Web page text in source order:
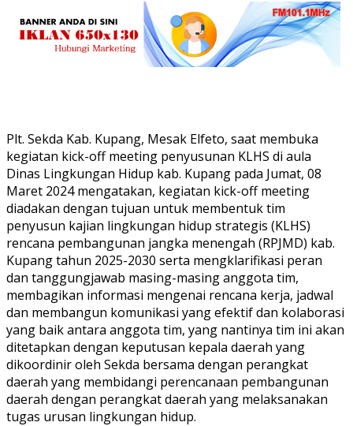
Plt. Sekda Kab. Kupang, Mesak Elfeto, saat membuka
kegiatan kick-off meeting penyusunan KLHS di aula
Dinas Lingkungan Hidup kab. Kupang pada Jumat, 08
Maret 2024 mengatakan, kegiatan kick-off meeting
diadakan dengan tujuan untuk membentuk tim
penyusun kajian lingkungan hidup strategis (KLHS)
rencana pembangunan jangka menengah (RPJMD) kab.
Kupang tahun 2025-2030 serta mengklarifikasi peran
dan tanggungjawab masing-masing anggota tim,
membagikan informasi mengenai rencana kerja, jadwal
dan membangun komunikasi yang efektif dan kolaborasi
yang baik antara anggota tim, yang nantinya tim ini akan
ditetapkan dengan keputusan kepala daerah yang
dikoordinir oleh Sekda bersama dengan perangkat
daerah yang membidangi perencanaan pembangunan
daerah dengan perangkat daerah yang melaksanakan
tugas urusan lingkungan hidup.